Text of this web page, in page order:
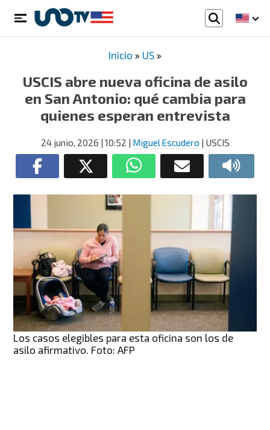
Inicio » US »
USCIS abre nueva oficina de asilo
en San Antonio: qué cambia para
quienes esperan entrevista
24 junio, 2026 | 10:52 | Miguel Escudero | USCIS
Los casos elegibles para esta oficina son los de
asilo afirmativo. Foto: AFP